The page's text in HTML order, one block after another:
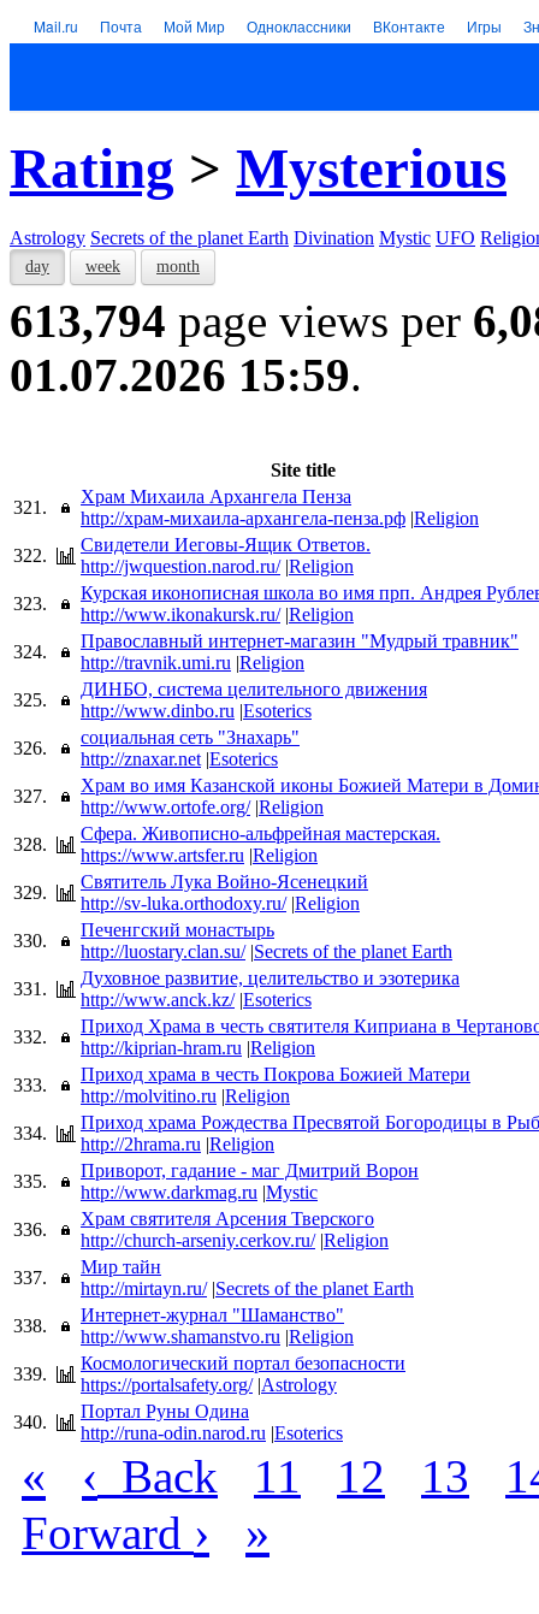
Mail.ru Почта Мой Мир Одноклассники ВКонтакте Игры
Rating > Mysterious
Astrology Secrets of the planet Earth Divination Mystic UFO
day week month
613,794 page views per
01.07.2026 15:59.
Site title
321.
Храм Михаила Архангела Пенза
http://храм-михаила-архангела-пенза.рф |Religion
322.
Свидетели Иеговы-Ящик Ответов.
http://jwquestion.narod.ru/ |Religion
323.
Курская иконописная школа во имя прп. Андрея
http://www.ikonakursk.ru/ |Religion
324.
Православный интернет-магазин "Мудрый травник"
http://travnik.umi.ru |Religion
325.
ДИНБО, система целительного движения
http://www.dinbo.ru |Esoterics
326.
социальная сеть "Знахарь"
http://znaxar.net |Esoterics
327.
Храм во имя Казанской иконы Божией Матери в
http://www.ortofe.org/ |Religion
328.
Сфера. Живописно-альфрейная мастерская.
https://www.artsfer.ru |Religion
329.
Святитель Лука Войно-Ясенецкий
http://sv-luka.orthodoxy.ru/ |Religion
330.
Печенгский монастырь
http://luostary.clan.su/ |Secrets of the planet Earth
331.
Духовное развитие, целительство и эзотерика
http://www.anck.kz/ |Esoterics
332.
Приход Храма в честь святителя Киприана в
http://kiprian-hram.ru |Religion
333.
Приход храма в честь Покрова Божией Матери
http://molvitino.ru |Religion
334.
Приход храма Рождества Пресвятой Богородицы в
http://2hrama.ru |Religion
335.
Приворот, гадание - маг Дмитрий Ворон
http://www.darkmag.ru |Mystic
336.
Храм святителя Арсения Тверского
http://church-arseniy.cerkov.ru/ |Religion
337.
Мир тайн
http://mirtayn.ru/ |Secrets of the planet Earth
338.
Интернет-журнал "Шаманство"
http://www.shamanstvo.ru |Religion
339.
Космологический портал безопасности
https://portalsafety.org/ |Astrology
340.
Портал Руны Одина
http://runa-odin.narod.ru |Esoterics
« ‹ Back 11 12 13
Forward › »